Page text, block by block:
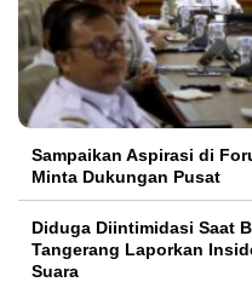
Sampaikan Aspirasi di
Minta Dukungan Pusat
Diduga Diintimidasi Saat
Tangerang Laporkan
Suara